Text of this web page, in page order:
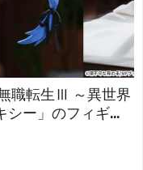
職転生Ⅲ ～異世界
ー」のフィギュ